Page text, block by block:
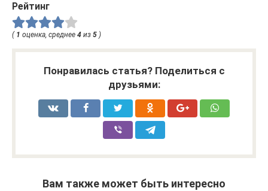
Рейтинг
( 1 оценка, среднее 4 из 5 )
Понравилась статья? Поделиться с
друзьями:
Вам также может быть интересно